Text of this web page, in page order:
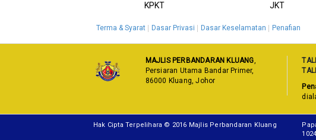
KPKT JKT
Terma & Syarat Dasar Privasi Dasar Keselamatan Penafian
MAJLIS PERBANDARAN KLUANG,
Persiaran Utama Bandar Primer,
86000 Kluang, Johor
Hak Cipta Terpelihara © 2016 Majlis Perbandaran Kluang